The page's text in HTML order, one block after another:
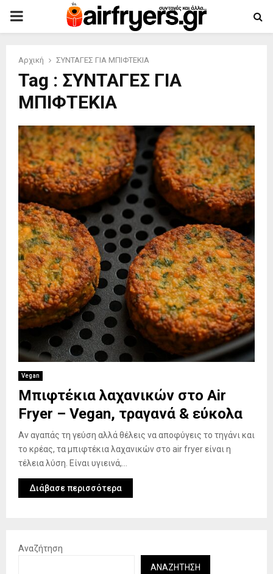
PRIMARY
Αρχική ΣΥΝΤΑΓΕΣ ΓΙΑ ΜΠΙΦΤΕΚΙΑ
Tag : ΣΥΝΤΑΓΕΣ ΓΙΑ
ΜΠΙΦΤΕΚΙΑ
Vegan
Μπιφτέκια λαχανικών στο Air
Fryer – Vegan, τραγανά & εύκολα
Αν αγαπάς τη γεύση αλλά θέλεις να αποφύγεις το τηγάνι και
το κρέας, τα μπιφτέκια λαχανικών στο air fryer είναι η
τέλεια λύση. Είναι υγιεινά,...
Διάβασε περισσότερα
Αναζήτηση
ΑΝΑΖΉΤΗΣΗ